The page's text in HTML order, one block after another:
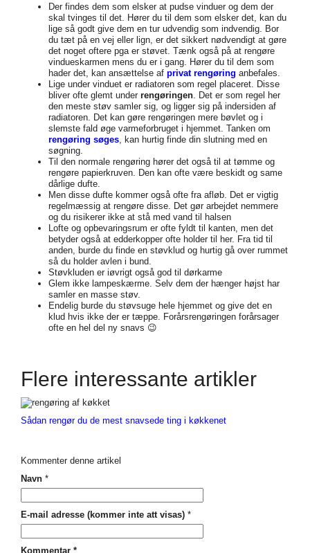
Der findes dem som elsker at pudse vinduer og dem der
skal tvinges til det. Hører du til dem som elsker det, kan du
lige så godt give dem en tur udvendig som indvendig. Bor
du tæt på en vej eller lign, er det sikkert nødvendigt at gøre
det noget oftere pga er støvet. Tænk også på at rengøre
vindueskarmen mens du er i gang. Hører du til dem som
hader det, kan ansættelse af privat rengøring anbefales.
Lige under vinduet er radiatoren som regel placeret. Disse
bliver ofte glemt under rengøringen . Det er som regel her
den meste støv samler sig, og ligger sig på indersiden af
radiatoren. Det kan gøre rengøringen mere bøvlet og i
slemste fald øge varmeforbruget i hjemmet. Tanken om
rengøring søges , kan hurtig finde din slutning med en
søgning.
Til den normale rengøring hører det også til at tømme og
rengøre papierkruven. Den kan ofte være beskidt og same
dårlige dufte.
Men disse dufte kommer også ofte fra afløb. Det er vigtig
regelmæssig at rengøre disse. Det gør arbejdet nemmere
og du risikerer ikke at stå med vand til halsen
Lofte og opbevaringsrum er ofte fyldt til kanten, men det
betyder også at edderkopper ofte holder til her. Fra tid til
anden, burde du finde en støvklud og hurtig gå over rummet
så du holder avlen i bund.
Støvkluden er iøvrigt også god til dørkarme
Glem ikke lampeskærme. Selv dem der hænger højst har
samler en masse støv.
Endelig burde du støvsuge hele hjemmet og give det en
klud hvis ikke der er tæppe. Forårsrengøringen forårsager
ofte en hel del ny snavs 😉
Flere interessante artikler
Sådan rengør du de mest snavsede ting i køkkenet
Kommenter denne artikel
Navn *
E-mail adresse (kommer inte att visas) *
Kommentar *